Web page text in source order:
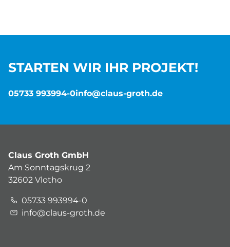
STARTEN WIR IHR PROJEKT!
05733 993994-0info@claus-groth.de
Claus Groth GmbH
Am Sonntagskrug 2
32602 Vlotho
05733 993994-0
info@claus-groth.de